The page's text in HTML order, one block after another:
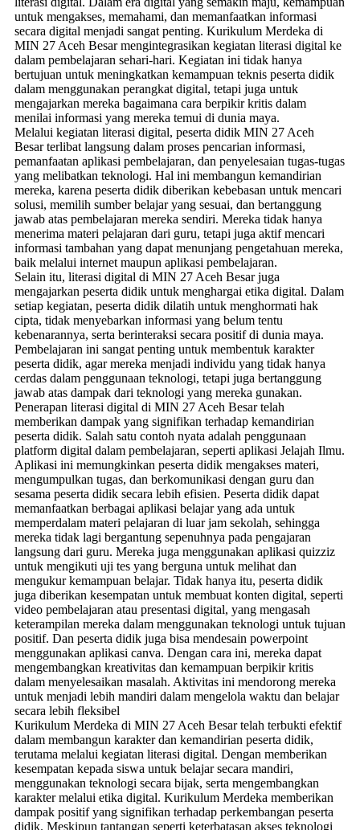
untuk mengakses, memahami, dan memanfaatkan informasi
secara digital menjadi sangat penting. Kurikulum Merdeka di
MIN 27 Aceh Besar mengintegrasikan kegiatan literasi digital ke
dalam pembelajaran sehari-hari. Kegiatan ini tidak hanya
bertujuan untuk meningkatkan kemampuan teknis peserta didik
dalam menggunakan perangkat digital, tetapi juga untuk
mengajarkan mereka bagaimana cara berpikir kritis dalam
menilai informasi yang mereka temui di dunia maya.
Melalui kegiatan literasi digital, peserta didik MIN 27 Aceh
Besar terlibat langsung dalam proses pencarian informasi,
pemanfaatan aplikasi pembelajaran, dan penyelesaian tugas-tugas
yang melibatkan teknologi. Hal ini membangun kemandirian
mereka, karena peserta didik diberikan kebebasan untuk mencari
solusi, memilih sumber belajar yang sesuai, dan bertanggung
jawab atas pembelajaran mereka sendiri. Mereka tidak hanya
menerima materi pelajaran dari guru, tetapi juga aktif mencari
informasi tambahan yang dapat menunjang pengetahuan mereka,
baik melalui internet maupun aplikasi pembelajaran.
Selain itu, literasi digital di MIN 27 Aceh Besar juga
mengajarkan peserta didik untuk menghargai etika digital. Dalam
setiap kegiatan, peserta didik dilatih untuk menghormati hak
cipta, tidak menyebarkan informasi yang belum tentu
kebenarannya, serta berinteraksi secara positif di dunia maya.
Pembelajaran ini sangat penting untuk membentuk karakter
peserta didik, agar mereka menjadi individu yang tidak hanya
cerdas dalam penggunaan teknologi, tetapi juga bertanggung
jawab atas dampak dari teknologi yang mereka gunakan.
Penerapan literasi digital di MIN 27 Aceh Besar telah
memberikan dampak yang signifikan terhadap kemandirian
peserta didik. Salah satu contoh nyata adalah penggunaan
platform digital dalam pembelajaran, seperti aplikasi Jelajah Ilmu.
Aplikasi ini memungkinkan peserta didik mengakses materi,
mengumpulkan tugas, dan berkomunikasi dengan guru dan
sesama peserta didik secara lebih efisien. Peserta didik dapat
memanfaatkan berbagai aplikasi belajar yang ada untuk
memperdalam materi pelajaran di luar jam sekolah, sehingga
mereka tidak lagi bergantung sepenuhnya pada pengajaran
langsung dari guru. Mereka juga menggunakan aplikasi quizziz
untuk mengikuti uji tes yang berguna untuk melihat dan
mengukur kemampuan belajar. Tidak hanya itu, peserta didik
juga diberikan kesempatan untuk membuat konten digital, seperti
video pembelajaran atau presentasi digital, yang mengasah
keterampilan mereka dalam menggunakan teknologi untuk tujuan
positif. Dan peserta didik juga bisa mendesain powerpoint
menggunakan aplikasi canva. Dengan cara ini, mereka dapat
mengembangkan kreativitas dan kemampuan berpikir kritis
dalam menyelesaikan masalah. Aktivitas ini mendorong mereka
untuk menjadi lebih mandiri dalam mengelola waktu dan belajar
secara lebih fleksibel
Kurikulum Merdeka di MIN 27 Aceh Besar telah terbukti efektif
dalam membangun karakter dan kemandirian peserta didik,
terutama melalui kegiatan literasi digital. Dengan memberikan
kesempatan kepada siswa untuk belajar secara mandiri,
menggunakan teknologi secara bijak, serta mengembangkan
karakter melalui etika digital. Kurikulum Merdeka memberikan
dampak positif yang signifikan terhadap perkembangan peserta
didik. Meskipun tantangan seperti keterbatasan akses teknologi